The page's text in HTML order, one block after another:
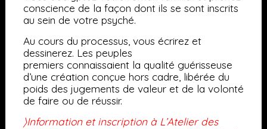
conscience de la façon dont ils se sont inscrits
au sein de votre psyché.
Au cours du processus, vous écrirez et
dessinerez. Les peuples
premiers connaissaient la qualité guérisseuse
d’une création conçue hors cadre, libérée du
poids des jugements de valeur et de la volonté
de faire ou de réussir.
〉Information et inscription à L’Atelier des